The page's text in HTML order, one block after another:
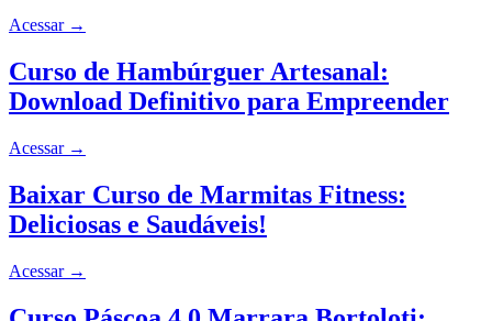
Acessar →
Curso de Hambúrguer Artesanal:
Download Definitivo para Empreender
Acessar →
Baixar Curso de Marmitas Fitness:
Deliciosas e Saudáveis!
Acessar →